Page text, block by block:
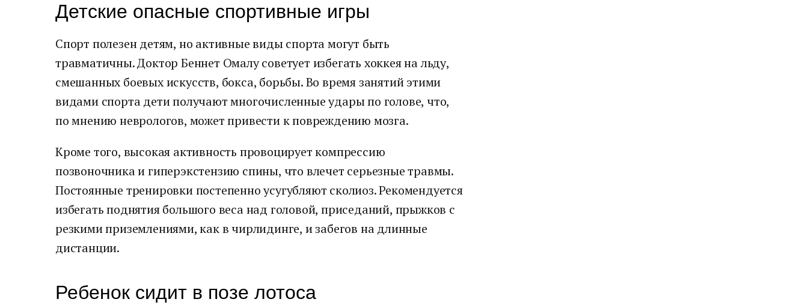
Детские опасные спортивные игры
Спорт полезен детям, но активные виды спорта могут быть
травматичны. Доктор Беннет Омалу советует избегать хоккея на льду,
смешанных боевых искусств, бокса, борьбы. Во время занятий этими
видами спорта дети получают многочисленные удары по голове, что,
по мнению неврологов, может привести к повреждению мозга.
Кроме того, высокая активность провоцирует компрессию
позвоночника и гиперэкстензию спины, что влечет серьезные травмы.
Постоянные тренировки постепенно усугубляют сколиоз. Рекомендуется
избегать поднятия большого веса над головой, приседаний, прыжков с
резкими приземлениями, как в чирлидинге, и забегов на длинные
дистанции.
Ребенок сидит в позе лотоса